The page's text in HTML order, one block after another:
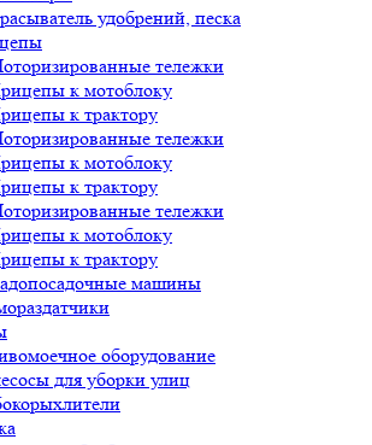
удобрений, песка
тележки
к мотоблоку
к трактору
тележки
к мотоблоку
к трактору
тележки
к мотоблоку
к трактору
машины
оборудование
для уборки улиц